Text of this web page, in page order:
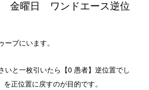
金曜日 ワンドエース逆位
ーブにいます。
いと一枚引いたら【0 愚者】逆位置でし
正位置に戻すのが目的です。